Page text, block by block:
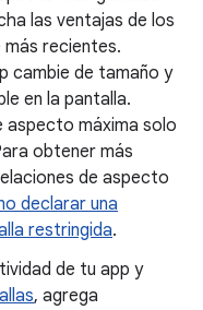
las ventajas de los
recientes.
cambie de tamaño y
en la pantalla.
aspecto máxima solo
obtener más
de aspecto
declarar una
restringida.
de tu app y
, agrega